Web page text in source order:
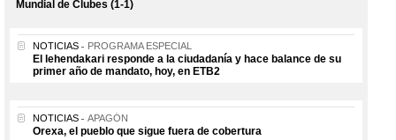
Mundial de Clubes (1-1)
NOTICIAS PROGRAMA ESPECIAL
El lehendakari responde a la ciudadanía y hace balance de su
primer año de mandato, hoy, en ETB2
NOTICIAS APAGÓN
Orexa, el pueblo que sigue fuera de cobertura